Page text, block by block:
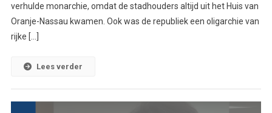
verhulde monarchie, omdat de stadhouders altijd uit het Huis van
Oranje-Nassau kwamen. Ook was de republiek een oligarchie van
rijke […]
Lees verder